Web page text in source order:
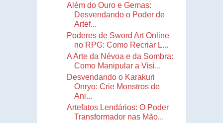
Além do Ouro e Gemas:
Desvendando o Poder de
Artef...
Poderes de Sword Art Online
no RPG: Como Recriar L...
A Arte da Névoa e da Sombra:
Como Manipular a Visi...
Desvendando o Karakuri
Onryo: Crie Monstros de
Ani...
Artefatos Lendários: O Poder
Transformador nas Mão...